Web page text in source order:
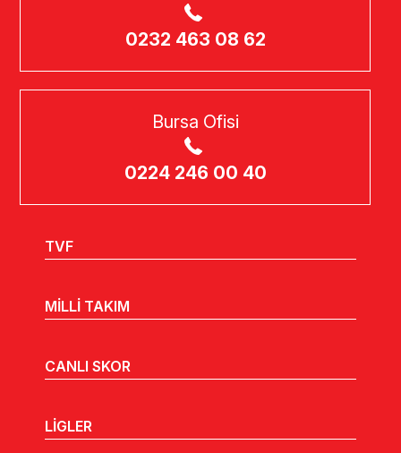
0232 463 08 62
Bursa Ofisi
0224 246 00 40
TVF
MİLLİ TAKIM
CANLI SKOR
LİGLER